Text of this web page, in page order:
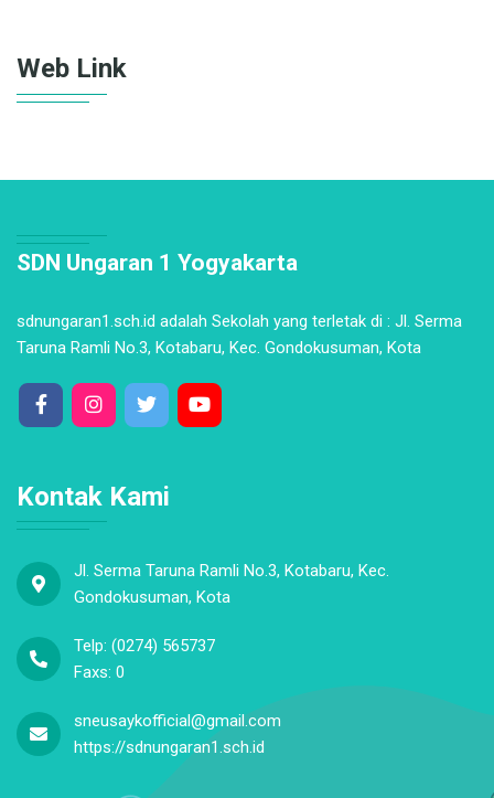
Web Link
SDN Ungaran 1 Yogyakarta
sdnungaran1.sch.id adalah Sekolah yang terletak di : Jl. Serma
Taruna Ramli No.3, Kotabaru, Kec. Gondokusuman, Kota
Kontak Kami
Jl. Serma Taruna Ramli No.3, Kotabaru, Kec.
Gondokusuman, Kota
Telp: (0274) 565737
Faxs: 0
sneusaykofficial@gmail.com
https://sdnungaran1.sch.id